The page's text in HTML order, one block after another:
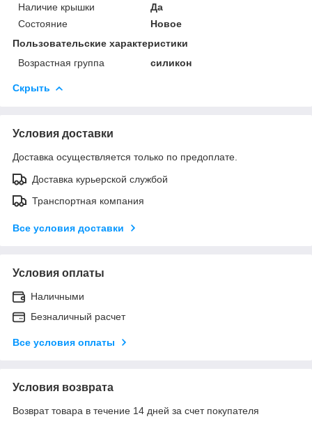
Наличие крышки
Да
Состояние
Новое
Пользовательские характеристики
Возрастная группа
силикон
Скрыть
Условия доставки
Доставка осуществляется только по предоплате.
Доставка курьерской службой
Транспортная компания
Все условия доставки
Условия оплаты
Наличными
Безналичный расчет
Все условия оплаты
Условия возврата
Возврат товара в течение 14 дней за счет покупателя